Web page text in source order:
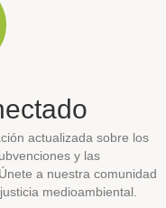
actualizada sobre los
y las
a nuestra comunidad
medioambiental.